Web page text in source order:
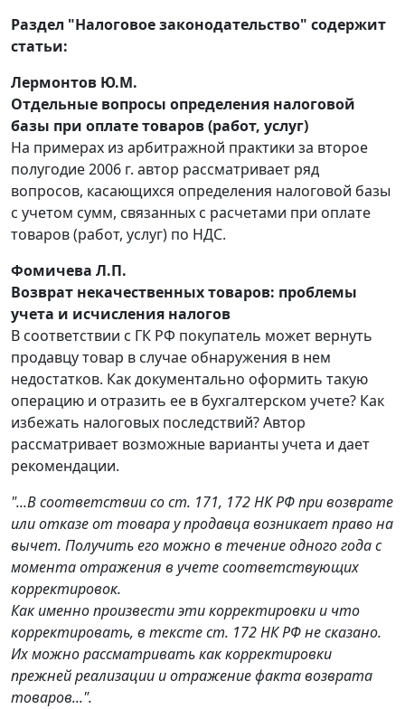
Раздел "Налоговое законодательство" содержит
статьи:
Лермонтов Ю.М.
Отдельные вопросы определения налоговой
базы при оплате товаров (работ, услуг)
На примерах из арбитражной практики за второе
полугодие 2006 г. автор рассматривает ряд
вопросов, касающихся определения налоговой базы
с учетом сумм, связанных с расчетами при оплате
товаров (работ, услуг) по НДС.
Фомичева Л.П.
Возврат некачественных товаров: проблемы
учета и исчисления налогов
В соответствии с ГК РФ покупатель может вернуть
продавцу товар в случае обнаружения в нем
недостатков. Как документально оформить такую
операцию и отразить ее в бухгалтерском учете? Как
избежать налоговых последствий? Автор
рассматривает возможные варианты учета и дает
рекомендации.
"...В соответствии со ст. 171, 172 НК РФ при возврате
или отказе от товара у продавца возникает право на
вычет. Получить его можно в течение одного года с
момента отражения в учете соответствующих
корректировок.
Как именно произвести эти корректировки и что
корректировать, в тексте ст. 172 НК РФ не сказано.
Их можно рассматривать как корректировки
прежней реализации и отражение факта возврата
товаров...".